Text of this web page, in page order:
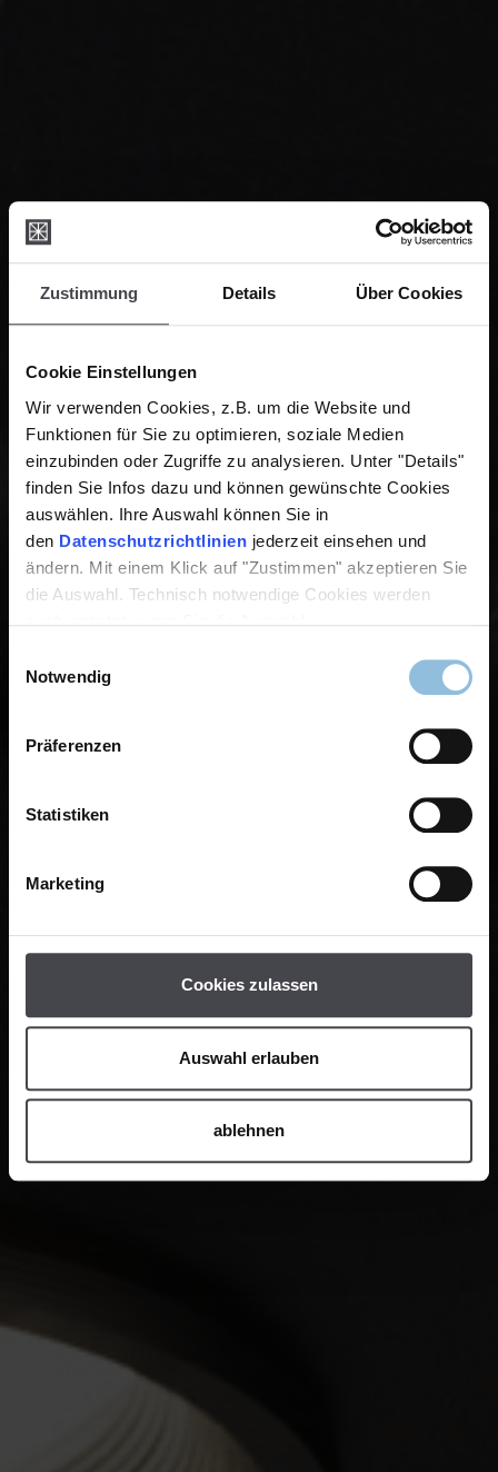
Zustimmung Details Über Cookies
Cookie Einstellungen
Wir verwenden Cookies, z.B. um die Website und
Funktionen für Sie zu optimieren, soziale Medien
einzubinden oder Zugriffe zu analysieren. Unter "Details"
finden Sie Infos dazu und können gewünschte Cookies
auswählen. Ihre Auswahl können Sie in
den Datenschutzrichtlinien jederzeit einsehen und
ändern. Mit einem Klick auf "Zustimmen" akzeptieren Sie
die Auswahl. Technisch notwendige Cookies werden
Notwendig
Präferenzen
Statistiken
Marketing
Cookies zulassen
Auswahl erlauben
ablehnen